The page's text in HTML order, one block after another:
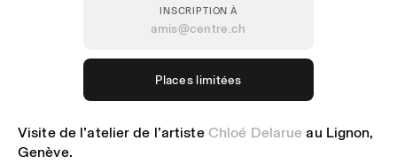
INSCRIPTION À
amis@centre.ch
Places limitées
Visite de l’atelier de l’artiste Chloé Delarue au Lignon,
Genève.